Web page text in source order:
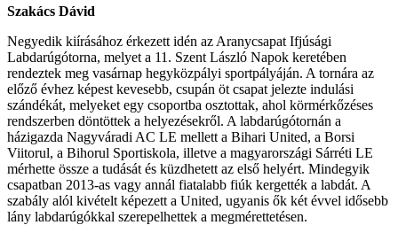
Szakács Dávid
Negyedik kiírásához érkezett idén az Aranycsapat Ifjúsági
Labdarúgótorna, melyet a 11. Szent László Napok keretében
rendeztek meg vasárnap hegyközpályi sportpályáján. A tornára az
előző évhez képest kevesebb, csupán öt csapat jelezte indulási
szándékát, melyeket egy csoportba osztottak, ahol körmérkőzéses
rendszerben döntöttek a helyezésekről. A labdarúgótornán a
házigazda Nagyváradi AC LE mellett a Bihari United, a Borsi
Viitorul, a Bihorul Sportiskola, illetve a magyarországi Sárréti LE
mérhette össze a tudását és küzdhetett az első helyért. Mindegyik
csapatban 2013-as vagy annál fiatalabb fiúk kergették a labdát. A
szabály alól kivételt képezett a United, ugyanis ők két évvel idősebb
lány labdarúgókkal szerepelhettek a megmérettetésen.